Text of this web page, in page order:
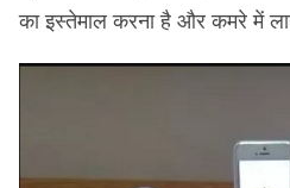
का इस्तेमाल करना है और कमरे में